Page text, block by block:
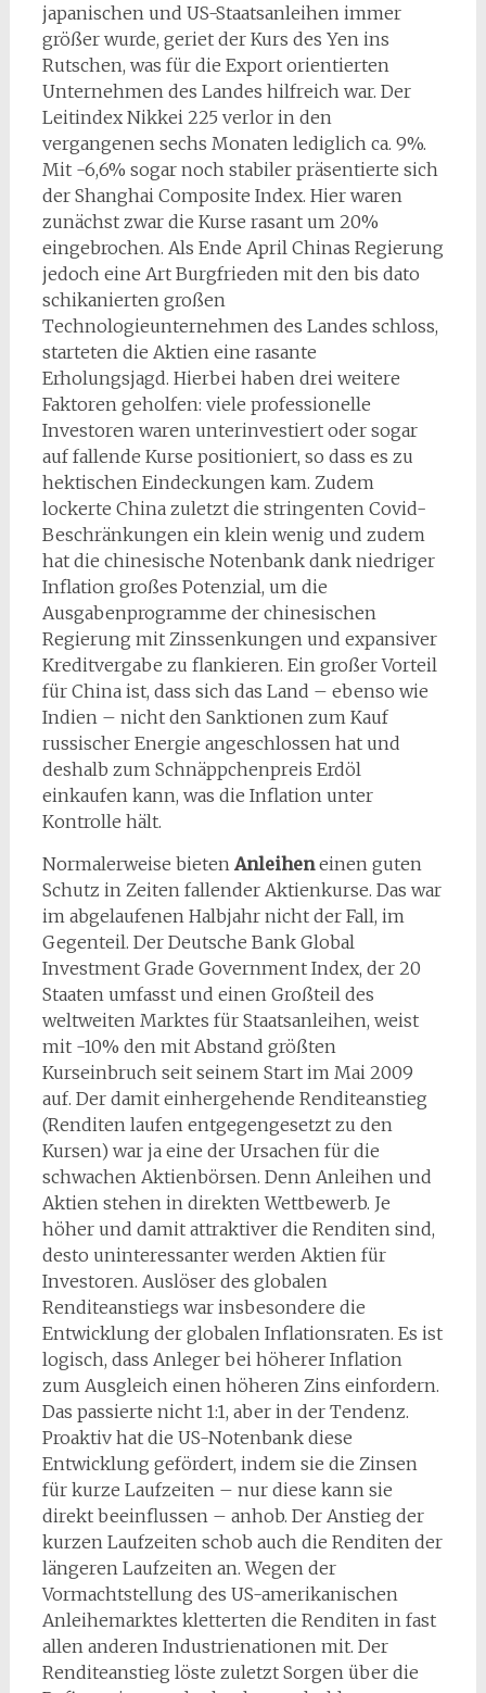
japanischen und US-Staatsanleihen immer
größer wurde, geriet der Kurs des Yen ins
Rutschen, was für die Export orientierten
Unternehmen des Landes hilfreich war. Der
Leitindex Nikkei 225 verlor in den
vergangenen sechs Monaten lediglich ca. 9%.
Mit -6,6% sogar noch stabiler präsentierte sich
der Shanghai Composite Index. Hier waren
zunächst zwar die Kurse rasant um 20%
eingebrochen. Als Ende April Chinas Regierung
jedoch eine Art Burgfrieden mit den bis dato
schikanierten großen
Technologieunternehmen des Landes schloss,
starteten die Aktien eine rasante
Erholungsjagd. Hierbei haben drei weitere
Faktoren geholfen: viele professionelle
Investoren waren unterinvestiert oder sogar
auf fallende Kurse positioniert, so dass es zu
hektischen Eindeckungen kam. Zudem
lockerte China zuletzt die stringenten Covid-
Beschränkungen ein klein wenig und zudem
hat die chinesische Notenbank dank niedriger
Inflation großes Potenzial, um die
Ausgabenprogramme der chinesischen
Regierung mit Zinssenkungen und expansiver
Kreditvergabe zu flankieren. Ein großer Vorteil
für China ist, dass sich das Land – ebenso wie
Indien – nicht den Sanktionen zum Kauf
russischer Energie angeschlossen hat und
deshalb zum Schnäppchenpreis Erdöl
einkaufen kann, was die Inflation unter
Kontrolle hält.
Normalerweise bieten Anleiheneinen guten
Schutz in Zeiten fallender Aktienkurse. Das war
im abgelaufenen Halbjahr nicht der Fall, im
Gegenteil. Der Deutsche Bank Global
Investment Grade Government Index, der 20
Staaten umfasst und einen Großteil des
weltweiten Marktes für Staatsanleihen, weist
mit -10% den mit Abstand größten
Kurseinbruch seit seinem Start im Mai 2009
auf. Der damit einhergehende Renditeanstieg
(Renditen laufen entgegengesetzt zu den
Kursen) war ja eine der Ursachen für die
schwachen Aktienbörsen. Denn Anleihen und
Aktien stehen in direkten Wettbewerb. Je
höher und damit attraktiver die Renditen sind,
desto uninteressanter werden Aktien für
Investoren. Auslöser des globalen
Renditeanstiegs war insbesondere die
Entwicklung der globalen Inflationsraten. Es ist
logisch, dass Anleger bei höherer Inflation
zum Ausgleich einen höheren Zins einfordern.
Das passierte nicht 1:1, aber in der Tendenz.
Proaktiv hat die US-Notenbank diese
Entwicklung gefördert, indem sie die Zinsen
für kurze Laufzeiten – nur diese kann sie
direkt beeinflussen – anhob. Der Anstieg der
kurzen Laufzeiten schob auch die Renditen der
längeren Laufzeiten an. Wegen der
Vormachtstellung des US-amerikanischen
Anleihemarktes kletterten die Renditen in fast
allen anderen Industrienationen mit. Der
Renditeanstieg löste zuletzt Sorgen über die